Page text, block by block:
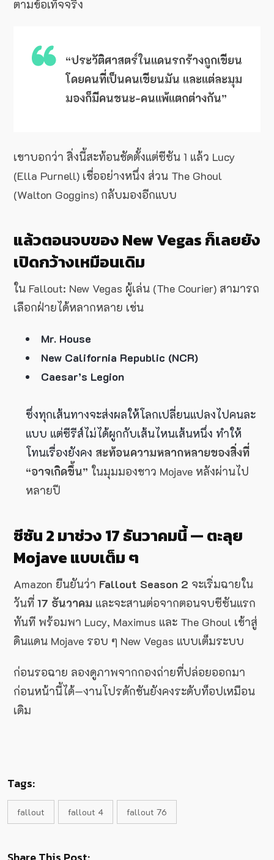
ตามข้อเท็จจริง
“ประวัติศาสตร์ในแดนรกร้างถูกเขียน
โดยคนที่เป็นคนเขียนมัน และแต่ละมุม
มองก็มีคนชนะ-คนแพ้แตกต่างกัน”
เขาบอกว่า สิ่งนี้สะท้อนชัดตั้งแต่ซีซัน 1 แล้ว Lucy
(Ella Purnell) เชื่ออย่างหนึ่ง ส่วน The Ghoul
(Walton Goggins) กลับมองอีกแบบ
แล้วตอนจบของ New Vegas ก็เลยยัง
เปิดกว้างเหมือนเดิม
ใน Fallout: New Vegas ผู้เล่น (The Courier) สามารถ
เลือกฝ่ายได้หลากหลาย เช่น
Mr. House
New California Republic (NCR)
Caesar’s Legion
ซึ่งทุกเส้นทางจะส่งผลให้โลกเปลี่ยนแปลงไปคนละ
แบบ แต่ซีรีส์ไม่ได้ผูกกับเส้นไหนเส้นหนึ่ง ทำให้
โทนเรื่องยังคง สะท้อนความหลากหลายของสิ่งที่
“อาจเกิดขึ้น” ในมุมมองชาว Mojave หลังผ่านไป
หลายปี
ซีซัน 2 มาช่วง 17 ธันวาคมนี้ — ตะลุย
Mojave แบบเต็ม ๆ
Amazon ยืนยันว่า Fallout Season 2 จะเริ่มฉายใน
วันที่ 17 ธันวาคม และจะสานต่อจากตอนจบซีซันแรก
ทันที พร้อมพา Lucy, Maximus และ The Ghoul เข้าสู่
ดินแดน Mojave รอบ ๆ New Vegas แบบเต็มระบบ
ก่อนรอฉาย ลองดูภาพจากกองถ่ายที่ปล่อยออกมา
ก่อนหน้านี้ได้—งานโปรดักชันยังคงระดับท็อปเหมือน
เดิม
Tags:
fallout fallout 4 fallout 76